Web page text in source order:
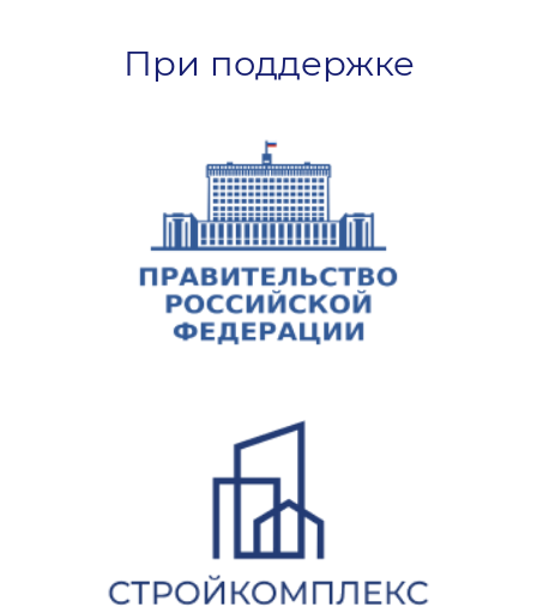
При поддержке